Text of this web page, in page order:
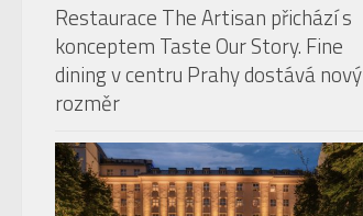
Restaurace The Artisan přichází s
konceptem Taste Our Story. Fine
dining v centru Prahy dostává nový
rozměr